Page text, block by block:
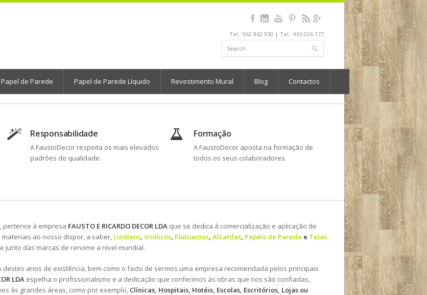
Tel.: 962 842 950 | Tel.: 965 026 177
Papel de Parede Papel de Parede Líquido Revestimento Mural Blog Contactos
Responsabilidade
A FaustoDecor respeita os mais elevados
padrões de qualidade.
Formação
A FaustoDecor aposta na formação de
todos os seus colaboradores.
pertence à empresa FAUSTO E RICARDO DECOR LDA que se dedica à comercialização e aplicação de
materiais ao nosso dispor, a saber, Linóleos, Vinílicos, Flutuantes, Alcatifas, Papéis de Parede e Telas
junto das marcas de renome a nível mundial.
anos de existência, bem como o facto de sermos uma empresa recomendada pelos principais
LDA espelha o profissionalismo e a dedicação que conferimos às obras que nos são confiadas,
às grandes áreas, como por exemplo, Clínicas, Hospitais, Hotéis, Escolas, Escritórios, Lojas ou